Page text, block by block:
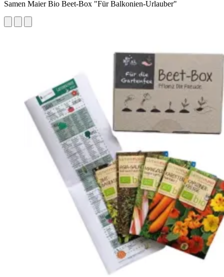
Samen Maier Bio Beet-Box "Für Balkonien-Urlauber"